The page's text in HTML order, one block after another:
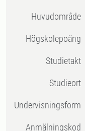
Huvudområde
högskolepoäng
Studietakt
Studieort
Undervisningsform
Anmälningskod